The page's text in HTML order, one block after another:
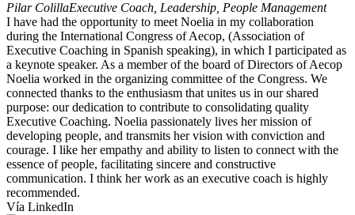
Pilar ColillaExecutive Coach, Leadership, People Management
I have had the opportunity to meet Noelia in my collaboration
during the International Congress of Aecop, (Association of
Executive Coaching in Spanish speaking), in which I participated as
a keynote speaker. As a member of the board of Directors of Aecop
Noelia worked in the organizing committee of the Congress. We
connected thanks to the enthusiasm that unites us in our shared
purpose: our dedication to contribute to consolidating quality
Executive Coaching. Noelia passionately lives her mission of
developing people, and transmits her vision with conviction and
courage. I like her empathy and ability to listen to connect with the
essence of people, facilitating sincere and constructive
communication. I think her work as an executive coach is highly
recommended.
Vía LinkedIn